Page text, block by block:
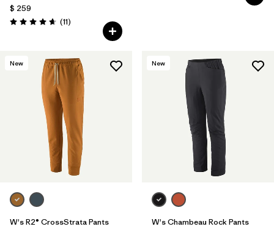
$ 259
Valoración: 4.6 / 5
(11Comentarios
)
New
W's R2® CrossStrata Pants
New
W's Chambeau Rock Pants